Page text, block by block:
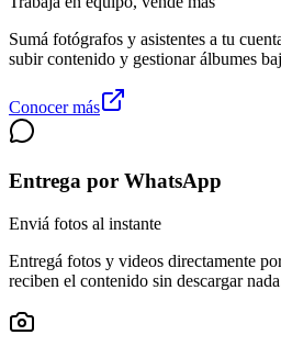
Sumá fotógrafos y asistentes a tu
subir contenido y gestionar álbumes
Conocer más
Entrega por WhatsApp
Enviá fotos al instante
Entregá fotos y videos directamente
reciben el contenido sin descargar